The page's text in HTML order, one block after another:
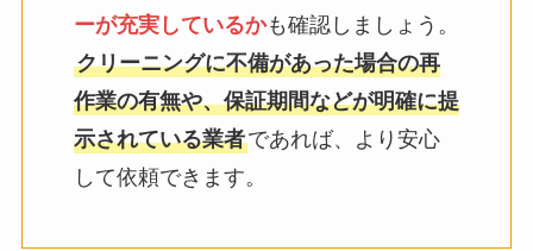
ーが充実しているかも確認しましょう。
クリーニングに不備があった場合の再
作業の有無や、保証期間などが明確に提
示されている業者であれば、より安心
して依頼できます。